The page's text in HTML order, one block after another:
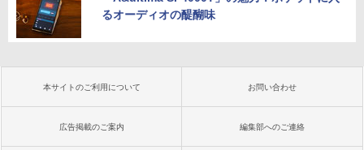
るオーディオの醍醐味
本サイトのご利用について お問い合わせ
広告掲載のご案内 編集部へのご連絡